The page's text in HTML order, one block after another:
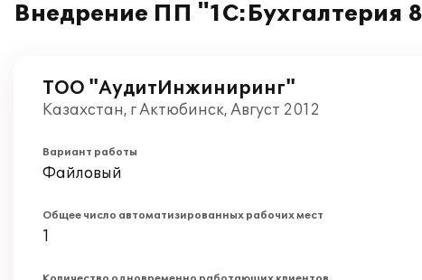
Внедрение ПП "1С:Бухгалтерия
ТОО "АудитИнжиниринг"
Казахстан, г Актюбинск, Август 2012
Вариант работы
Файловый
Общее число автоматизированных рабочих мест
1